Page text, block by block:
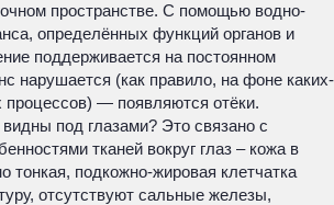
пространстве. С помощью водно-
определённых функций органов и
поддерживается на постоянном
нарушается (как правило, на фоне каких-
процессов) — появляются отёки.
под глазами? Это связано с
тканей вокруг глаз – кожа в
тонкая, подкожно-жировая клетчатка
отсутствуют сальные железы,